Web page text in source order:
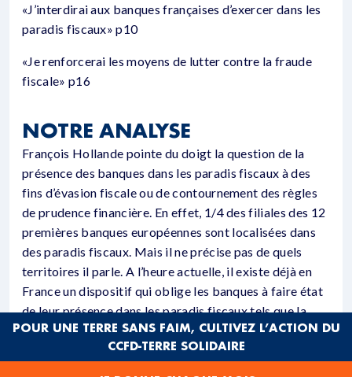
«J’interdirai aux banques françaises d’exercer dans les
paradis fiscaux» p10
«Je renforcerai les moyens de lutter contre la fraude
fiscale» p16
NOTRE ANALYSE
François Hollande pointe du doigt la question de la
présence des banques dans les paradis fiscaux à des
fins d’évasion fiscale ou de contournement des règles
de prudence financière. En effet, 1/4 des filiales des 12
premières banques européennes sont localisées dans
des paradis fiscaux. Mais il ne précise pas de quels
territoires il parle. A l’heure actuelle, il existe déjà en
France un dispositif qui oblige les banques à faire état
de leur présence dans les paradis fiscaux tels que la
France les a listés (une liste qui ne compte que 18 Etats
et territoires non coopératifs), et sanctionne certaines
POUR UNE TERRE SANS FAIM, CULTIVEZ L’ACTION DU
CCFD-TERRE SOLIDAIRE